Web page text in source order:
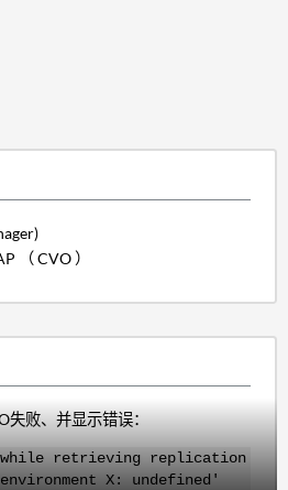
（ CVO ）
败、并显示错误：
while retrieving replication
X: undefined'